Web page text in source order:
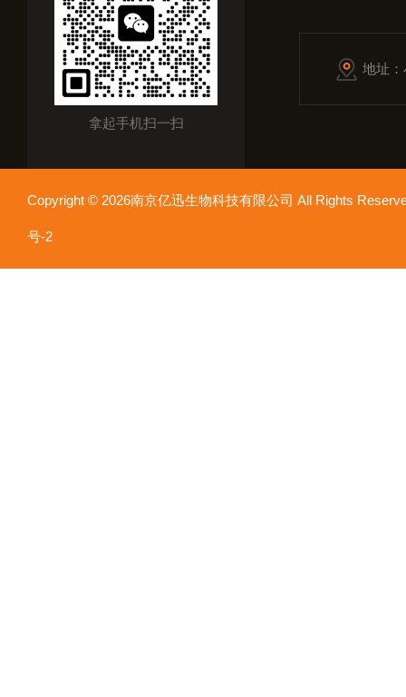
拿起手机扫一扫
地址
Copyright © 2026南京亿迅生物科技有限公司 All Rights
号-2